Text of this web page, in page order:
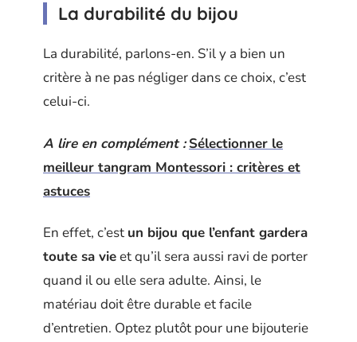
La durabilité du bijou
La durabilité, parlons-en. S’il y a bien un
critère à ne pas négliger dans ce choix, c’est
celui-ci.
A lire en complément : Sélectionner le
meilleur tangram Montessori : critères et
astuces
En effet, c’est un bijou que l’enfant gardera
toute sa vieet qu’il sera aussi ravi de porter
quand il ou elle sera adulte. Ainsi, le
matériau doit être durable et facile
d’entretien. Optez plutôt pour une bijouterie